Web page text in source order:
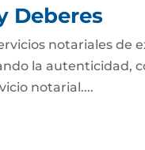
Deberes
notariales de
la autenticidad,
notarial....